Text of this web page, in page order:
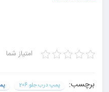
امتیاز شما
برچسب: پمپ درب جلو 206